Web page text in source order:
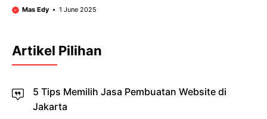
Mas Edy 1 June 2025
Artikel Pilihan
5 Tips Memilih Jasa Pembuatan Website di
Jakarta